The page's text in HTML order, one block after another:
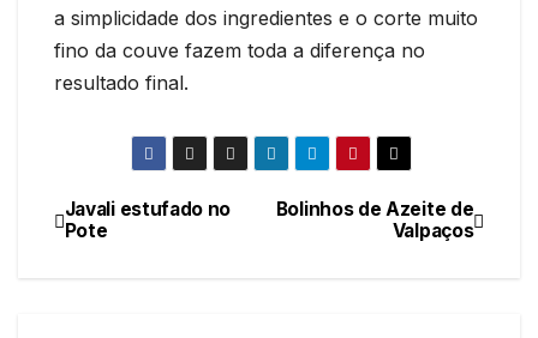
a simplicidade dos ingredientes e o corte muito
fino da couve fazem toda a diferença no
resultado final.
Navegação
Bolinhos de Azeite de
Valpaços
Javali estufado no
Pote